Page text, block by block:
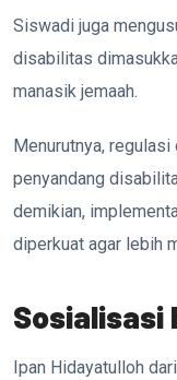
Siswadi juga
disabilitas
manasik jemaah.
Menurutnya,
penyandang
demikian,
diperkuat agar lebih
Sosialisasi
Ipan Hidayatulloh